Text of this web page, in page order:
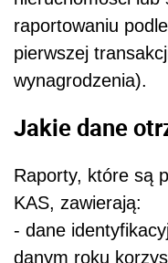
raportowaniu
pierwszej
wynagrodzenia).
Jakie dane
Raporty, które są
KAS, zawierają:
- dane
danym roku